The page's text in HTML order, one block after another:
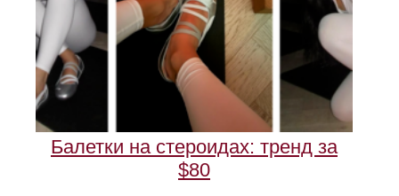
Балетки на стероидах: тренд за
$80